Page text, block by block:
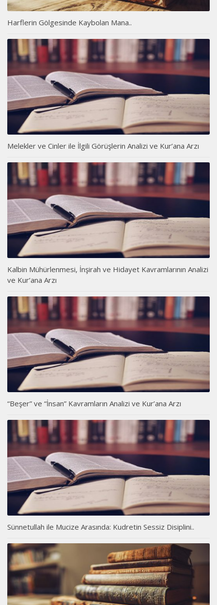
Harflerin Gölgesinde Kaybolan Mana..
Melekler ve Cinler ile İlgili Görüşlerin Analizi ve Kur’ana Arzı
Kalbin Mühürlenmesi, İnşirah ve Hidayet Kavramlarının Analizi
ve Kur’ana Arzı
“Beşer” ve “İnsan” Kavramların Analizi ve Kur’ana Arzı
Sünnetullah ile Mucize Arasında: Kudretin Sessiz Disiplini..